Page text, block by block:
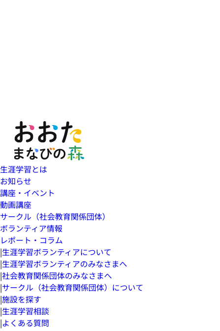
生涯学習とは
お知らせ
講座・イベント
動画講座
サークル（社会教育関係団体）
ボランティア情報
レポート・コラム
|生涯学習ボランティアについて
|生涯学習ボランティアのみなさまへ
|社会教育関係団体のみなさまへ
|サークル（社会教育関係団体）について
|施設を探す
|生涯学習相談
|よくある質問